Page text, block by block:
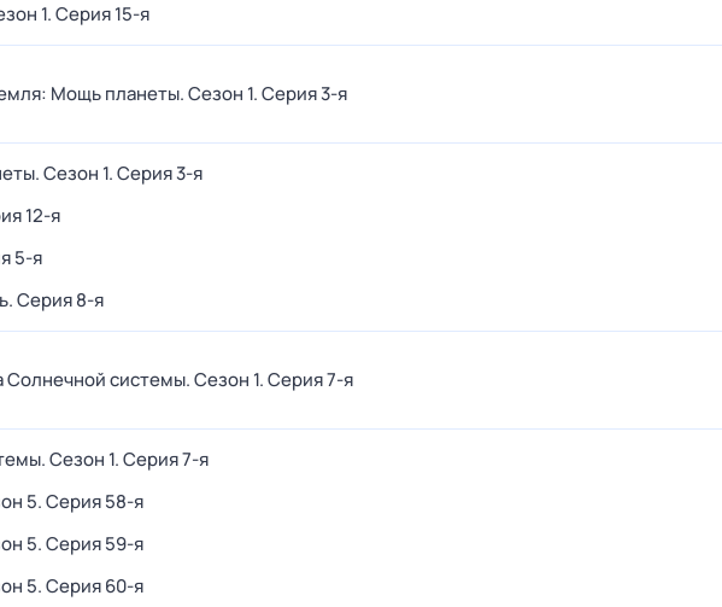
1. Серия 15-я
Мощь планеты. Сезон 1. Серия 3-я
. Сезон 1. Серия 3-я
12-я
5-я
. Серия 8-я
Солнечной системы. Сезон 1. Серия 7-я
. Сезон 1. Серия 7-я
5. Серия 58-я
5. Серия 59-я
5. Серия 60-я